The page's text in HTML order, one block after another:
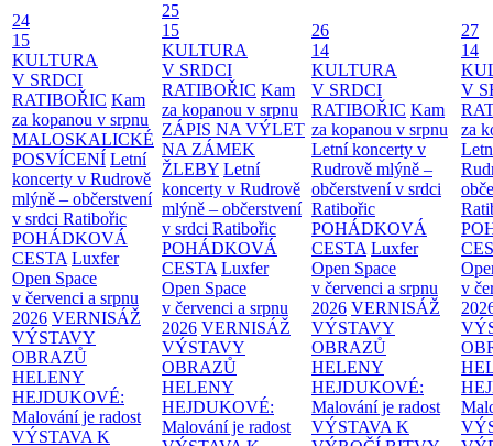
24
15
KULTURA
V SRDCI
RATIBOŘIC Kam
za kopanou v srpnu
MALOSKALICKÉ
POSVÍCENÍ Letní
koncerty v Rudrově
mlýně – občerstvení
v srdci Ratibořic
POHÁDKOVÁ
CESTA Luxfer
Open Space
v červenci a srpnu
2026 VERNISÁŽ
VÝSTAVY
OBRAZŮ
HELENY
HEJDUKOVÉ:
Malování je radost
VÝSTAVA K
25
15
KULTURA
V SRDCI
RATIBOŘIC Kam
za kopanou v srpnu
ZÁPIS NA VÝLET
NA ZÁMEK
ŽLEBY Letní
koncerty v Rudrově
mlýně – občerstvení
v srdci Ratibořic
POHÁDKOVÁ
CESTA Luxfer
Open Space
v červenci a srpnu
2026 VERNISÁŽ
VÝSTAVY
OBRAZŮ
HELENY
HEJDUKOVÉ:
Malování je radost
26
14
KULTURA
V SRDCI
RATIBOŘIC Kam
za kopanou v srpnu
Letní koncerty v
Rudrově mlýně –
občerstvení v srdci
Ratibořic
POHÁDKOVÁ
CESTA Luxfer
Open Space
v červenci a srpnu
2026 VERNISÁŽ
VÝSTAVY
OBRAZŮ
HELENY
HEJDUKOVÉ:
Malování je radost
VÝSTAVA K
27
14
V
za
v